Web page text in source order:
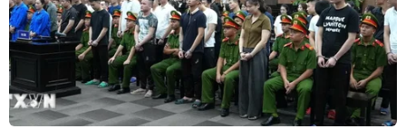
Giấy phép số: 1374/GP-BTTTT do Bộ Thông tin và Truyền thông
cấp ngày 11/9/2008.
Quảng cáo: Phó TBT Nguyễn Thị Tám: 093.5958688, Email:
tamvna@gmail.com